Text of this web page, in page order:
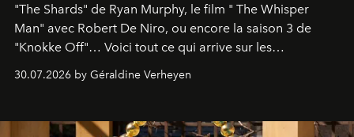
"The Shards" de Ryan Murphy, le film " The Whisper
Man" avec Robert De Niro, ou encore la saison 3 de
"Knokke Off"… Voici tout ce qui arrive sur les
30.07.2026 by Géraldine Verheyen